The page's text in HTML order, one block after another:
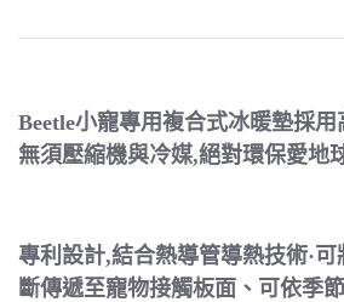
Beetle小寵專用複合式冰暖墊採
無須壓縮機與冷媒,絕對環保愛地
專利設計,結合熱導管導熱技術·
斷傳遞至寵物接觸板面、可依季